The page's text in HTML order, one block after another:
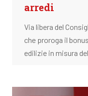
arredi
Via libera del
che proroga il
edilizie in misura